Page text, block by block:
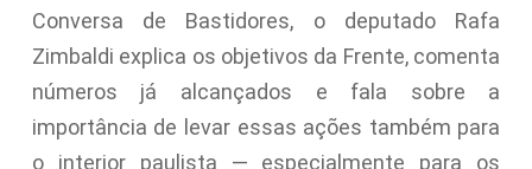
Conversa de Bastidores, o deputado Rafa
Zimbaldi explica os objetivos da Frente, comenta
números já alcançados e fala sobre a
importância de levar essas ações também para
o interior paulista — especialmente para os